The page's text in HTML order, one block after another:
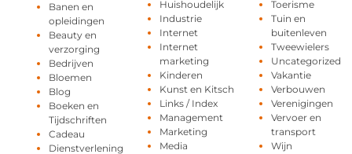
Banen en
opleidingen
Beauty en
verzorging
Bedrijven
Bloemen
Blog
Boeken en
Tijdschriften
Cadeau
Dienstverlening
Huishoudelijk
Industrie
Internet
Internet
marketing
Kinderen
Kunst en Kitsch
Links / Index
Management
Marketing
Media
Toerisme
Tuin en
buitenleven
Tweewielers
Uncategorized
Vakantie
Verbouwen
Verenigingen
Vervoer en
transport
Wijn